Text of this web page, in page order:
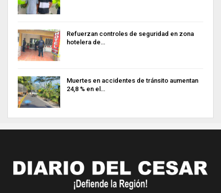
Refuerzan controles de seguridad en zona
hotelera de…
Muertes en accidentes de tránsito aumentan
24,8 % en el…